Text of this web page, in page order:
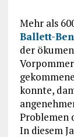
Mehr als
Ballett-
der
konnte,
Problemen
In diesem